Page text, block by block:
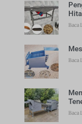
Baca
Baca
Baca